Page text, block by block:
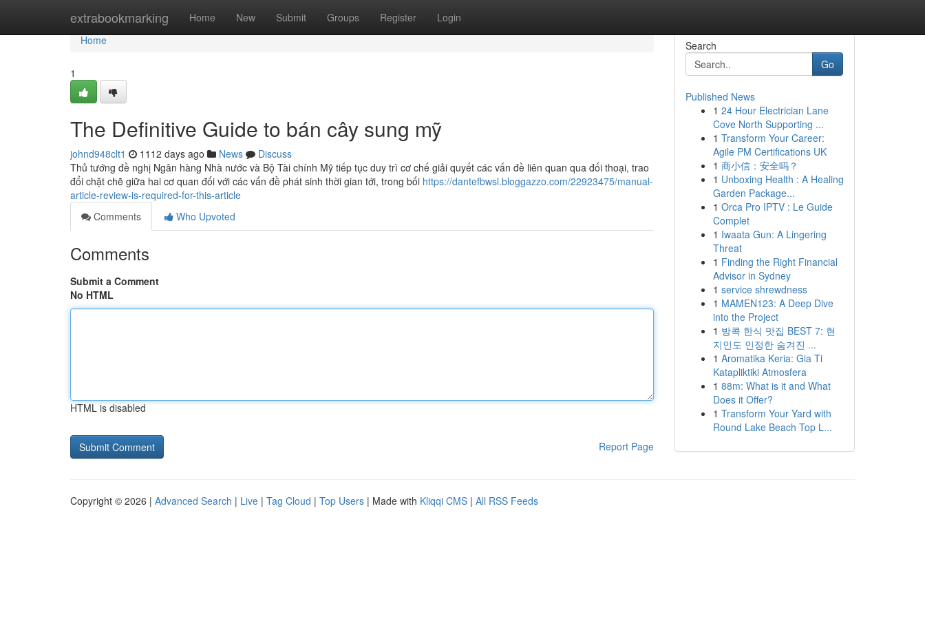
extrabookmarking Home New Submit Groups Register Login
Home
Home
1
The Definitive Guide to bán cây sung mỹ
johnd948clt1 1112 days ago News
Discuss
Thủ tướng đề nghị Ngân hàng Nhà nước và Bộ Tài chính Mỹ tiếp tục duy trì cơ chế giải quyết các vấn đề liên quan qua đối thoại, trao
đổi chặt chẽ giữa hai cơ quan đối với các vấn đề phát sinh thời gian tới, trong bối https://dantefbwsl.bloggazzo.com/22923475/manual-
article-review-is-required-for-this-article
Comments
Who Upvoted
Comments
Submit a Comment
No HTML
HTML is disabled
Report Page
Search
Go
Published News
1 24 Hour Electrician Lane
Cove North Supporting ...
1 Transform Your Career:
Agile PM Certifications UK
1 商小信：安全吗？
1 Unboxing Health : A Healing
Garden Package...
1 Orca Pro IPTV : Le Guide
Complet
1 Iwaata Gun: A Lingering
Threat
1 Finding the Right Financial
Advisor in Sydney
1 service shrewdness
1 MAMEN123: A Deep Dive
into the Project
1 방콕 한식 맛집 BEST 7: 현
지인도 인정한 숨겨진 ...
1 Aromatika Keria: Gia Ti
Katapliktiki Atmosfera
1 88m: What is it and What
Does it Offer?
1 Transform Your Yard with
Round Lake Beach Top L...
Copyright © 2026 | Advanced Search | Live | Tag Cloud | Top Users | Made with Kliqqi CMS | All RSS Feeds